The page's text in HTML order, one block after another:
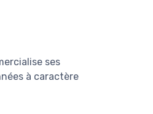
ses
à caractère